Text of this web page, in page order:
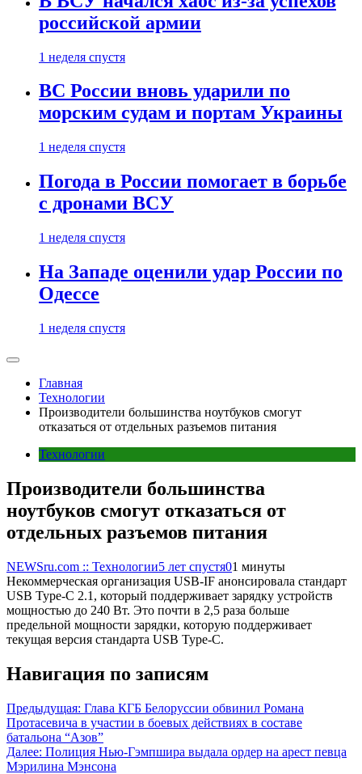
российской армии
1 неделя спустя
ВС России вновь ударили по
морским судам и портам Украины
1 неделя спустя
Погода в России помогает в борьбе
с дронами ВСУ
1 неделя спустя
На Западе оценили удар России по
Одессе
1 неделя спустя
Главная
Технологии
Производители большинства ноутбуков смогут
отказаться от отдельных разъемов питания
Технологии
Производители большинства
ноутбуков смогут отказаться от
отдельных разъемов питания
NEWSru.com :: Технологии5 лет спустя01 минуты
Некоммерческая организация USB-IF анонсировала стандарт
USB Type-C 2.1, который поддерживает зарядку устройств
мощностью до 240 Вт. Это почти в 2,5 раза больше
предельной мощности зарядки, которую поддерживает
текущая версия стандарта USB Type-C.
Навигация по записям
Предыдущая: Глава КГБ Белоруссии обвинил Романа
Протасевича в участии в боевых действиях в составе
батальона “Азов”
Далее: Полиция Нью-Гэмпшира выдала ордер на арест певца
Мэрилина Мэнсона